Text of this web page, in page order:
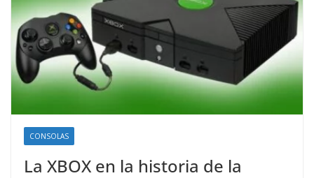
CONSOLAS
La XBOX en la historia de la